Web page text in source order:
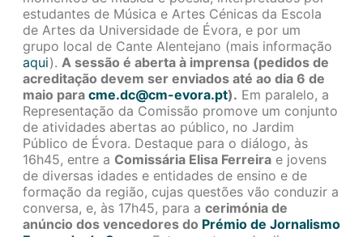
estudantes de Música e Artes Cénicas da Escola
de Artes da Universidade de Évora, e por um
grupo local de Cante Alentejano (mais informação
aqui). A sessão é aberta à imprensa (pedidos de
acreditação devem ser enviados até ao dia 6 de
maio para cme.dc@cm-evora.pt). Em paralelo, a
Representação da Comissão promove um conjunto
de atividades abertas ao público, no Jardim
Público de Évora. Destaque para o diálogo, às
16h45, entre a Comissária Elisa Ferreira e jovens
de diversas idades e entidades de ensino e de
formação da região, cujas questões vão conduzir a
conversa, e, às 17h45, para a cerimónia de
anúncio dos vencedores do Prémio de Jornalismo